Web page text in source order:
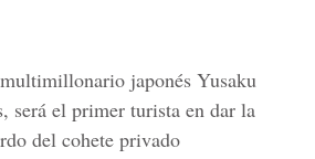
japonés Yusaku
será el primer turista en dar la
del cohete privado